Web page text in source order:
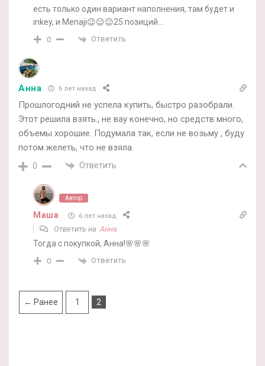
есть только один вариант наполнения, там будет и
inkey, и Menaji😉😉😉25 позиций…
0 Ответить
Анна 6 лет назад
Прошлогодний не успела купить, быстро разобрали.
Этот решила взять., не вау конечно, но средств много,
объемы хорошие. Подумала так, если не возьму , буду
потом желеть, что не взяла.
0 Ответить
Автор
Маша 6 лет назад
Ответить наАнна
Тогда с покупкой, Анна!🌸🌸🌸
0 Ответить
← Ранее 1 2